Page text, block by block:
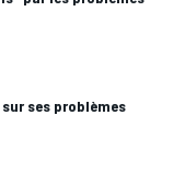
ses problèmes